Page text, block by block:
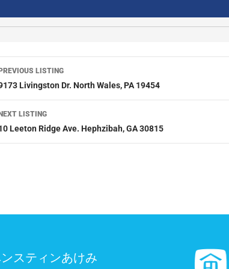
LISTING
Livingston Dr. North Wales, PA 19454
LISTING
Leeton Ridge Ave. Hephzibah, GA 30815
スティンあけみ